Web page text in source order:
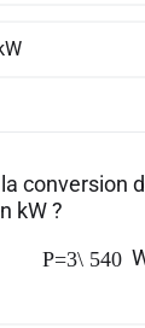
conversion
kW ?
P=3\ 540